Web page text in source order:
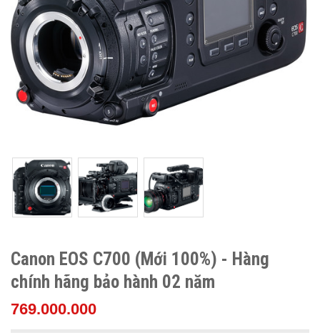
Canon EOS C700 (Mới 100%) - Hàng
chính hãng bảo hành 02 năm
769.000.000